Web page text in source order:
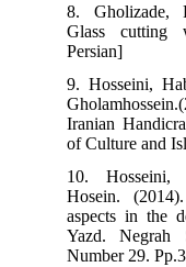
8.
Glass
9.
Iranian
of
10.
Yazd.